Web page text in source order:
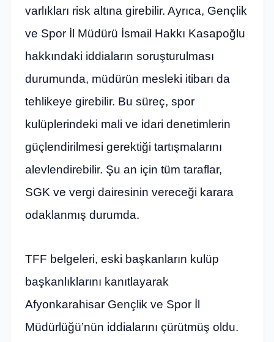
varlıkları risk altına girebilir. Ayrıca, Gençlik
ve Spor İl Müdürü İsmail Hakkı Kasapoğlu
hakkındaki iddiaların soruşturulması
durumunda, müdürün mesleki itibarı da
tehlikeye girebilir. Bu süreç, spor
kulüplerindeki mali ve idari denetimlerin
güçlendirilmesi gerektiği tartışmalarını
alevlendirebilir. Şu an için tüm taraflar,
SGK ve vergi dairesinin vereceği karara
odaklanmış durumda.
TFF belgeleri, eski başkanların kulüp
başkanlıklarını kanıtlayarak
Afyonkarahisar Gençlik ve Spor İl
Müdürlüğü’nün iddialarını çürütmüş oldu.